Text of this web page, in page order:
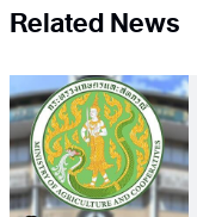
Related News